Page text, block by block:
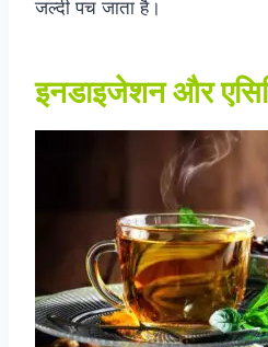
जल्दी पच जाता है।
इनडाइजेशन और